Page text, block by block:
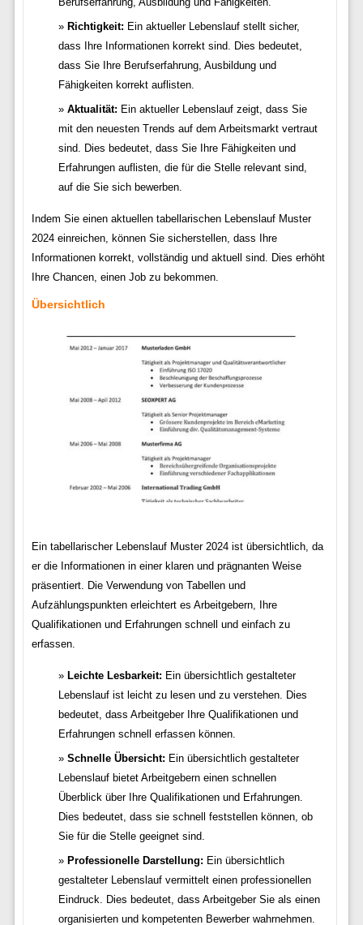
Richtigkeit: Ein aktueller Lebenslauf stellt sicher,
dass Ihre Informationen korrekt sind. Dies bedeutet,
dass Sie Ihre Berufserfahrung, Ausbildung und
Fähigkeiten korrekt auflisten.
Aktualität: Ein aktueller Lebenslauf zeigt, dass Sie
mit den neuesten Trends auf dem Arbeitsmarkt vertraut
sind. Dies bedeutet, dass Sie Ihre Fähigkeiten und
Erfahrungen auflisten, die für die Stelle relevant sind,
auf die Sie sich bewerben.
Indem Sie einen aktuellen tabellarischen Lebenslauf Muster
2024 einreichen, können Sie sicherstellen, dass Ihre
Informationen korrekt, vollständig und aktuell sind. Dies erhöht
Ihre Chancen, einen Job zu bekommen.
Übersichtlich
Ein tabellarischer Lebenslauf Muster 2024 ist übersichtlich, da
er die Informationen in einer klaren und prägnanten Weise
präsentiert. Die Verwendung von Tabellen und
Aufzählungspunkten erleichtert es Arbeitgebern, Ihre
Qualifikationen und Erfahrungen schnell und einfach zu
erfassen.
Leichte Lesbarkeit: Ein übersichtlich gestalteter
Lebenslauf ist leicht zu lesen und zu verstehen. Dies
bedeutet, dass Arbeitgeber Ihre Qualifikationen und
Erfahrungen schnell erfassen können.
Schnelle Übersicht: Ein übersichtlich gestalteter
Lebenslauf bietet Arbeitgebern einen schnellen
Überblick über Ihre Qualifikationen und Erfahrungen.
Dies bedeutet, dass sie schnell feststellen können, ob
Sie für die Stelle geeignet sind.
Professionelle Darstellung: Ein übersichtlich
gestalteter Lebenslauf vermittelt einen professionellen
Eindruck. Dies bedeutet, dass Arbeitgeber Sie als einen
organisierten und kompetenten Bewerber wahrnehmen.